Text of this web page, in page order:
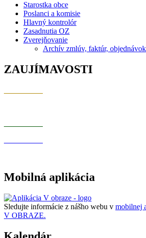
Starostka obce
Poslanci a komisie
Hlavný kontrolór
Zasadnutia OZ
Zverejňovanie
Archív zmlúv, faktúr, objednávok
ZAUJÍMAVOSTI
Mobilná aplikácia
Sledujte informácie z nášho webu v mobilnej
V OBRAZE.